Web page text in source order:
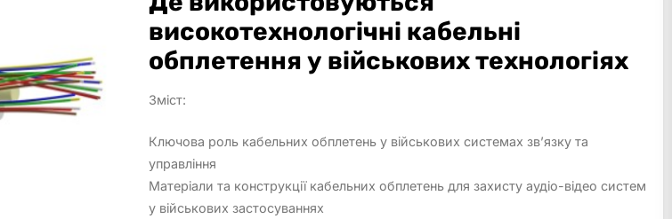
високотехнологічні кабельні
обплетення у військових технологіях
Зміст:
Ключова роль кабельних обплетень у військових системах зв’язку та
управління
Матеріали та конструкції кабельних обплетень для захисту аудіо-відео систем
у військових застосуваннях